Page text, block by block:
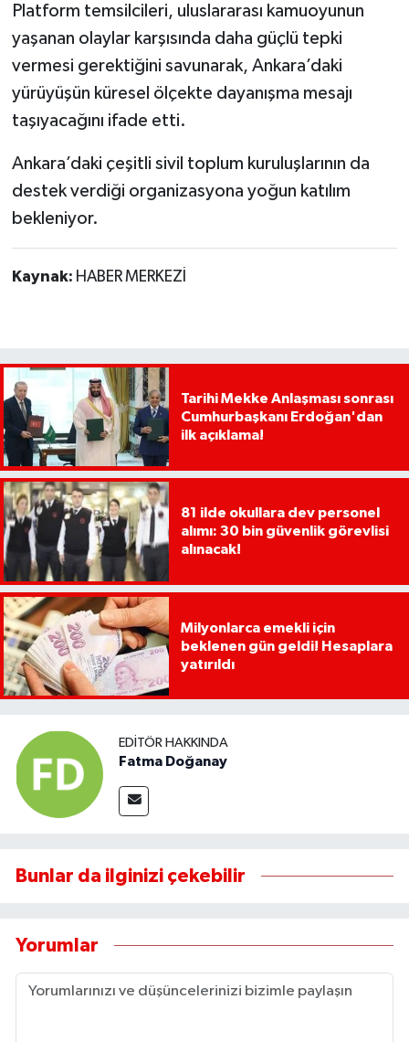
Platform temsilcileri, uluslararası kamuoyunun
yaşanan olaylar karşısında daha güçlü tepki
vermesi gerektiğini savunarak, Ankara’daki
yürüyüşün küresel ölçekte dayanışma mesajı
taşıyacağını ifade etti.
Ankara’daki çeşitli sivil toplum kuruluşlarının da
destek verdiği organizasyona yoğun katılım
bekleniyor.
Kaynak: HABER MERKEZİ
Tarihi Mekke Anlaşması sonrası
Cumhurbaşkanı Erdoğan'dan
ilk açıklama!
81 ilde okullara dev personel
alımı: 30 bin güvenlik görevlisi
alınacak!
Milyonlarca emekli için
beklenen gün geldi! Hesaplara
yatırıldı
EDITÖR HAKKINDA
Fatma Doğanay
Bunlar da ilginizi çekebilir
Yorumlar